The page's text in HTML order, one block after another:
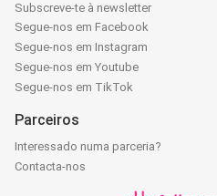
Subscreve-te à newsletter
Segue-nos em Facebook
Segue-nos em Instagram
Segue-nos em Youtube
Segue-nos em TikTok
Parceiros
Interessado numa parceria?
Contacta-nos